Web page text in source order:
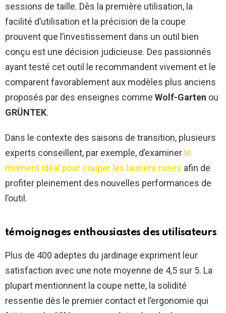
sessions de taille. Dès la première utilisation, la
facilité d’utilisation et la précision de la coupe
prouvent que l’investissement dans un outil bien
conçu est une décision judicieuse. Des passionnés
ayant testé cet outil le recommandent vivement et le
comparent favorablement aux modèles plus anciens
proposés par des enseignes comme Wolf-Garten ou
GRÜNTEK.
Dans le contexte des saisons de transition, plusieurs
experts conseillent, par exemple, d’examiner le
moment idéal pour couper les lauriers roses afin de
profiter pleinement des nouvelles performances de
l’outil.
témoignages enthousiastes des utilisateurs
Plus de 400 adeptes du jardinage expriment leur
satisfaction avec une note moyenne de 4,5 sur 5. La
plupart mentionnent la coupe nette, la solidité
ressentie dès le premier contact et l’ergonomie qui